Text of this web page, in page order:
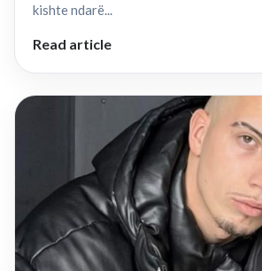
kishte ndarë...
Read article